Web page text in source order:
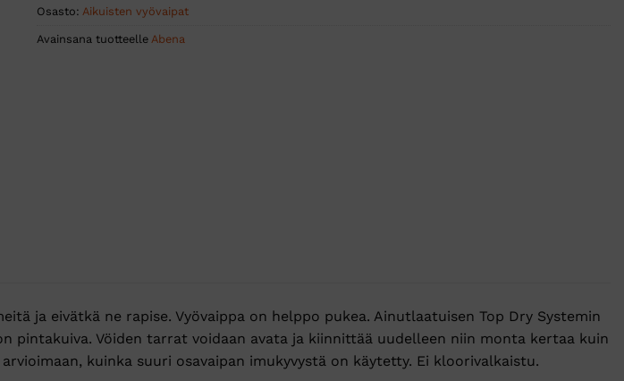
Osasto: Aikuisten vyövaipat
Avainsana tuotteelle Abena
ja eivätkä ne rapise. Vyövaippa on helppo pukea. Ainutlaatuisen Top Dry Systemin
pintakuiva. Vöiden tarrat voidaan avata ja kiinnittää uudelleen niin monta kertaa kuin
kuinka suuri osavaipan imukyvystä on käytetty. Ei kloorivalkaistu.